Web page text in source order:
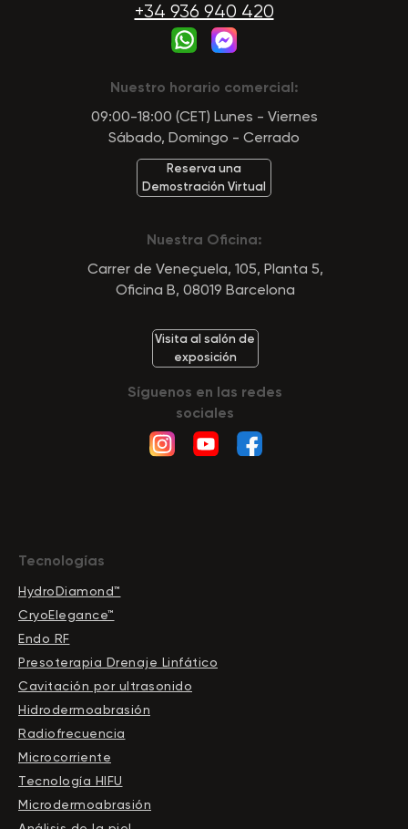
+34 936 940 420
Nuestro horario comercial:
09:00-18:00 (CET) Lunes - Viernes
Sábado, Domingo - Cerrado
Nuestra Oficina:
Carrer de Veneçuela, 105, Planta 5,
Oficina B, 08019 Barcelona
Reserva una
Demostración Virtual
Visita al salón de
exposición
Síguenos en las redes
sociales
Tecnologías
HydroDiamond™
CryoElegance™
Endo RF
Presoterapia Drenaje Linfático
Cavitación por ultrasonido
Hidrodermoabrasión
Radiofrecuencia
Microcorriente
Tecnología HIFU
Microdermoabrasión